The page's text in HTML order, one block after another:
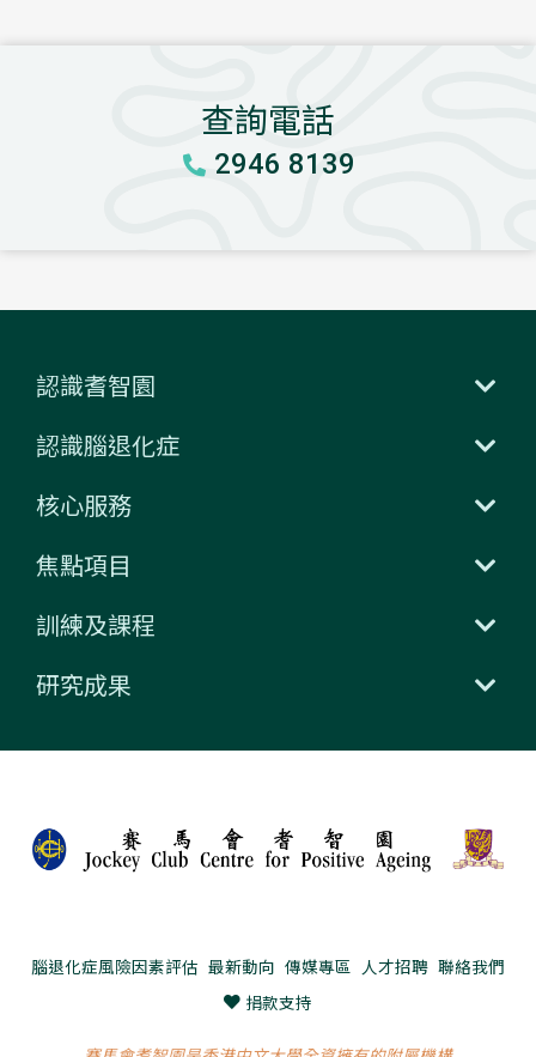
查詢電話
2946 8139
認識耆智園
認識腦退化症
核心服務
焦點項目
訓練及課程
研究成果
腦退化症風險因素評估 最新動向 傳媒專區 人才招聘 聯絡我們
捐款支持